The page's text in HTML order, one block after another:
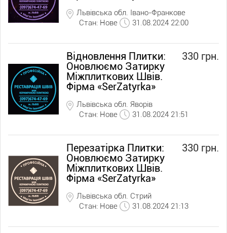
Львівська обл. Івано-Франкове
Стан: Нове
31.08.2024 22:00
330 грн.
Відновлення Плитки:
Оновлюємо Затирку
Міжплиткових Швів.
Фірма «SerZatyrka»
Львівська обл. Яворів
Стан: Нове
31.08.2024 21:51
330 грн.
Перезатірка Плитки:
Оновлюємо Затирку
Міжплиткових Швів.
Фірма «SerZatyrka»
Львівська обл. Стрий
Стан: Нове
31.08.2024 21:13